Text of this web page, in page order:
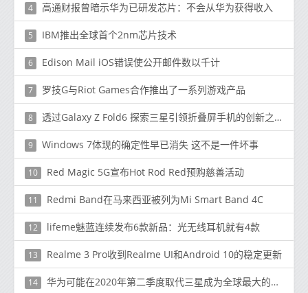
4 高通财报曾暗示华为已研发芯片：不会从华为获得收入
5 IBM推出全球首个2nm芯片技术
6 Edison Mail iOS错误使公开邮件数以千计
7 罗技G与Riot Games合作推出了一系列游戏产品
8 透过Galaxy Z Fold6 探索三星引领折叠屏手机的创新之路
9 Windows 7体现的确定性早已消失 这不是一件坏事
10 Red Magic 5G宣布Hot Rod Red预购慈善活动
11 Redmi Band在马来西亚被列为Mi Smart Band 4C
12 lifeme魅蓝连续发布6款新品：光无线耳机就有4款
13 Realme 3 Pro收到Realme UI和Android 10的稳定更新
14 华为可能在2020年第二季度取代三星成为全球最大的智能手机制造商